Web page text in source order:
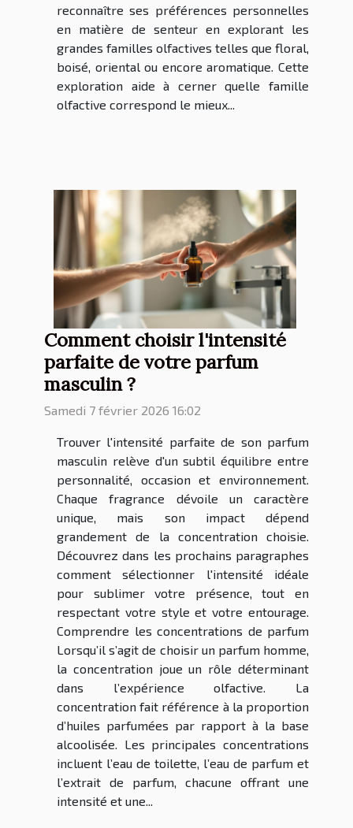
reconnaître ses préférences personnelles
en matière de senteur en explorant les
grandes familles olfactives telles que floral,
boisé, oriental ou encore aromatique. Cette
exploration aide à cerner quelle famille
olfactive correspond le mieux...
Comment choisir l'intensité
parfaite de votre parfum
masculin ?
Samedi 7 février 2026 16:02
Trouver l'intensité parfaite de son parfum
masculin relève d'un subtil équilibre entre
personnalité, occasion et environnement.
Chaque fragrance dévoile un caractère
unique, mais son impact dépend
grandement de la concentration choisie.
Découvrez dans les prochains paragraphes
comment sélectionner l'intensité idéale
pour sublimer votre présence, tout en
respectant votre style et votre entourage.
Comprendre les concentrations de parfum
Lorsqu’il s’agit de choisir un parfum homme,
la concentration joue un rôle déterminant
dans l’expérience olfactive. La
concentration fait référence à la proportion
d’huiles parfumées par rapport à la base
alcoolisée. Les principales concentrations
incluent l’eau de toilette, l’eau de parfum et
l’extrait de parfum, chacune offrant une
intensité et une...